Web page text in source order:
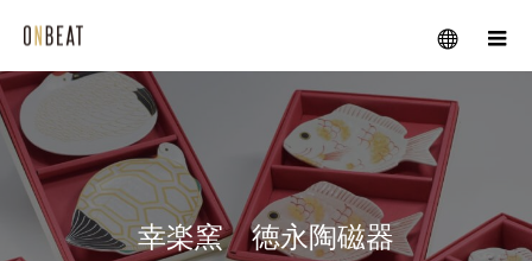
メニュー
幸楽窯 徳永陶磁器